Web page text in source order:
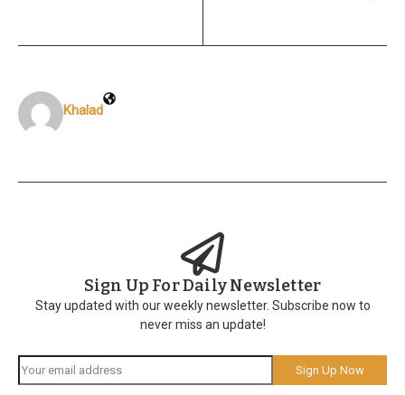
Khalad
Sign Up For Daily Newsletter
Stay updated with our weekly newsletter. Subscribe now to
never miss an update!